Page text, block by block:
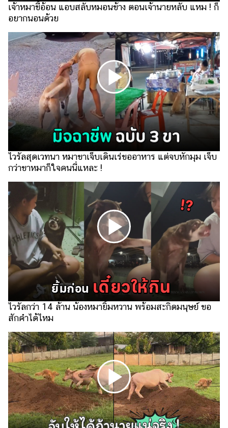
บ้าน
และ
ตกแต่ง
มือ
ถือ
ราคา
ทอง
ราคา
น้ำมัน
วา
ไร
ตี้
แต่งงาน
แม่
และ
เด็ก
สัตว์
เลี้ยง
Infographic
บริการ
แอปฯ
กระปุก
คอร์ส
ออนไลน์
เรียน
เลข
เจ้าหมาขี้อ้อน แอบสลับหมอนข้าง ตอนเจ้านายหลับ แหม ! ก็
อยากนอนด้วย
ไวรัลสุดเวทนา หมาขาเจ็บเดินเร่ขออาหาร แต่จบหักมุม เจ็บ
กว่าขาหมาก็ใจคนนี่แหละ !
ไวรัลกว่า 14 ล้าน น้องหมายิ้มหวาน พร้อมสะกิดมนุษย์ ขอ
สักคำได้ไหม